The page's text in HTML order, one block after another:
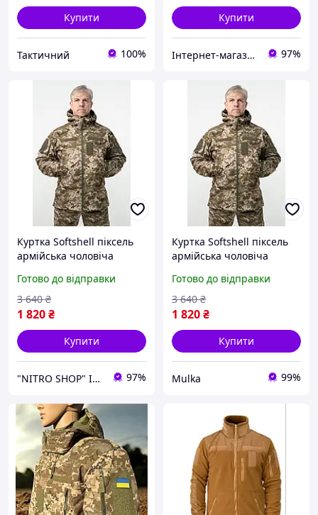
Купити
Тактичний 100%
Купити
Інтернет-магазин Strikeshop 97%
Куртка Softshell піксель
армійська чоловіча
куртка софтшел зсу 4XL
Готово до відправки
1 820₴
3 640 ₴
Купити
"NITRO SHOP" Інтернет магазин 97%
Куртка Softshell піксель
армійська чоловіча
куртка софтшел зсу 4XL
uy40as
Готово до відправки
1 820₴
3 640 ₴
Купити
Mulka 99%